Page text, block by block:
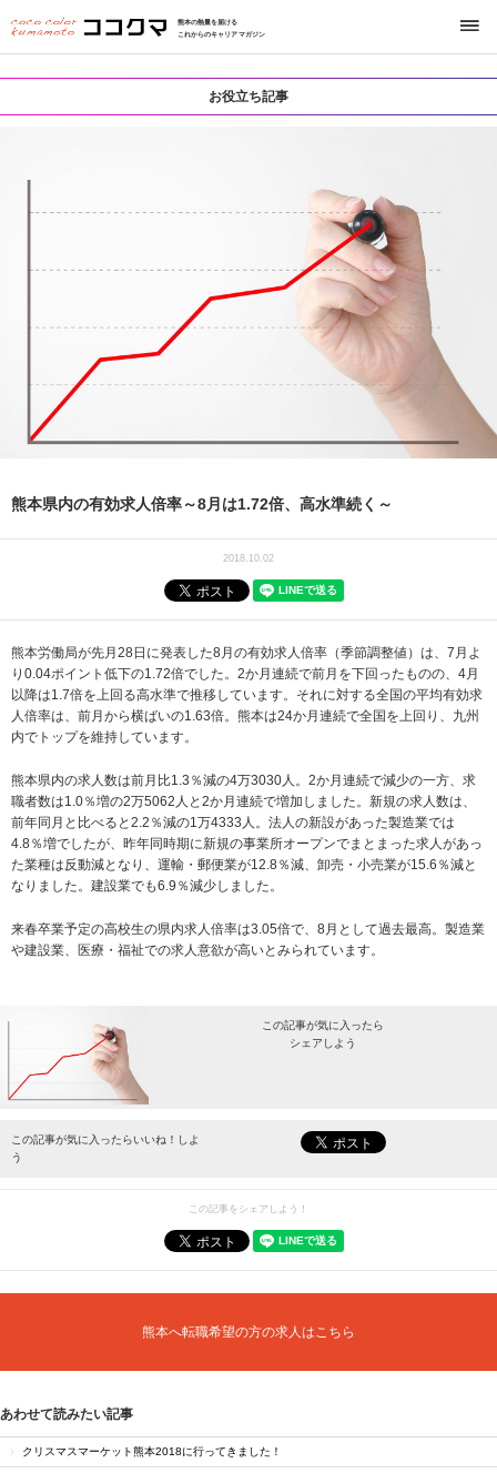
熊本の熱量を届ける
これからのキャリアマガジン
お役立ち記事
熊本県内の有効求人倍率～8月は1.72倍、高水準続く～
2018.10.02
熊本労働局が先月28日に発表した8月の有効求人倍率（季節調整値）は、7月よ
り0.04ポイント低下の1.72倍でした。2か月連続で前月を下回ったものの、4月
以降は1.7倍を上回る高水準で推移しています。それに対する全国の平均有効求
人倍率は、前月から横ばいの1.63倍。熊本は24か月連続で全国を上回り、九州
内でトップを維持しています。
熊本県内の求人数は前月比1.3％減の4万3030人。2か月連続で減少の一方、求
職者数は1.0％増の2万5062人と2か月連続で増加しました。新規の求人数は、
前年同月と比べると2.2％減の1万4333人。法人の新設があった製造業では
4.8％増でしたが、昨年同時期に新規の事業所オープンでまとまった求人があっ
た業種は反動減となり、運輸・郵便業が12.8％減、卸売・小売業が15.6％減と
なりました。建設業でも6.9％減少しました。
来春卒業予定の高校生の県内求人倍率は3.05倍で、8月として過去最高。製造業
や建設業、医療・福祉での求人意欲が高いとみられています。
この記事が気に入ったら
シェアしよう
最新情報をお届けします。
この記事が気に入ったらいいね！しよ
う
この記事をシェアしよう！
熊本へ転職希望の方の求人はこちら
あわせて読みたい記事
クリスマスマーケット熊本2018に行ってきました！